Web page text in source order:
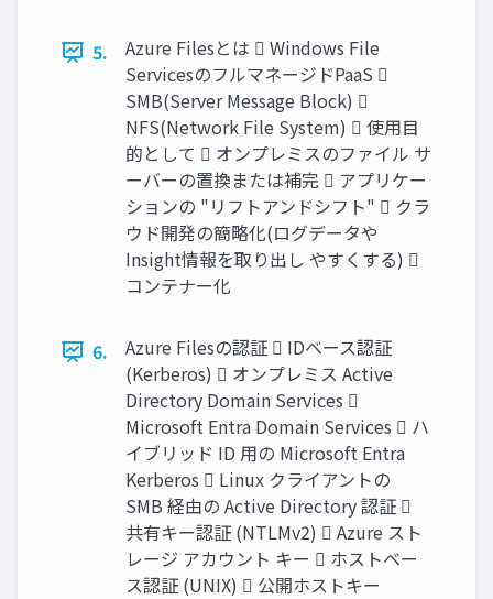
5.
Azure Filesとは  Windows File
ServicesのフルマネージドPaaS 
SMB(Server Message Block) 
NFS(Network File System)  使用目
的として  オンプレミスのファイル サ
ーバーの置換または補完  アプリケー
ションの "リフトアンドシフト"  クラ
ウド開発の簡略化(ログデータや
Insight情報を取り出し やすくする) 
コンテナー化
6.
Azure Filesの認証  IDベース認証
(Kerberos)  オンプレミス Active
Directory Domain Services 
Microsoft Entra Domain Services  ハ
イブリッド ID 用の Microsoft Entra
Kerberos  Linux クライアントの
SMB 経由の Active Directory 認証 
共有キー認証 (NTLMv2)  Azure スト
レージ アカウント キー  ホストベー
ス認証 (UNIX)  公開ホストキー